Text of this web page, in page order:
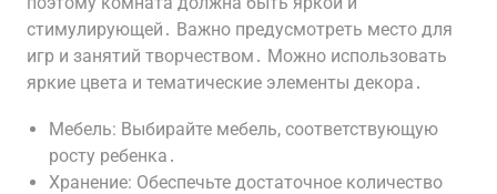
стимулирующей․ Важно предусмотреть место для
игр и занятий творчеством․ Можно использовать
яркие цвета и тематические элементы декора․
Мебель: Выбирайте мебель, соответствующую
росту ребенка․
Хранение: Обеспечьте достаточное количество